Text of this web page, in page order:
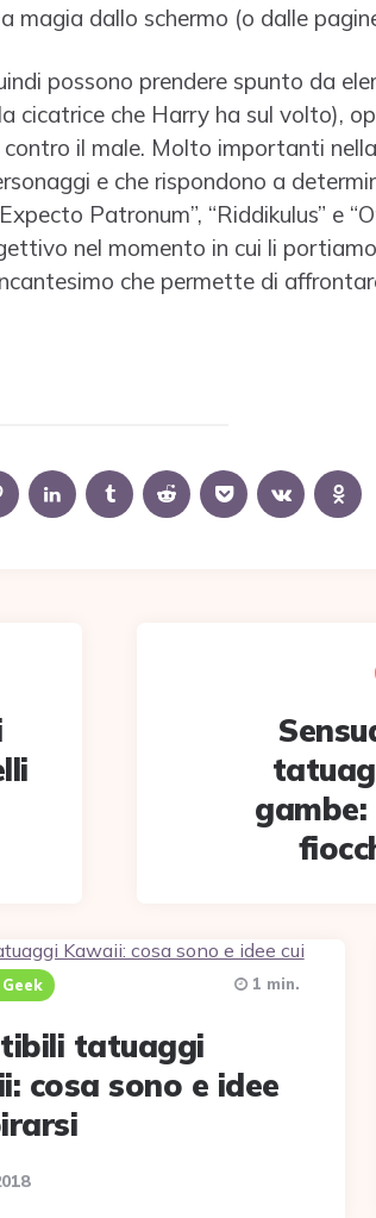
dallo schermo (o dalle
possono prendere spunto da
cicatrice che Harry ha sul volto),
il male. Molto importanti
e che rispondono a
Patronum”, “Riddikulus” e
nel momento in cui li
che permette di
tatuaggi
cosa sono e idee
1 min.